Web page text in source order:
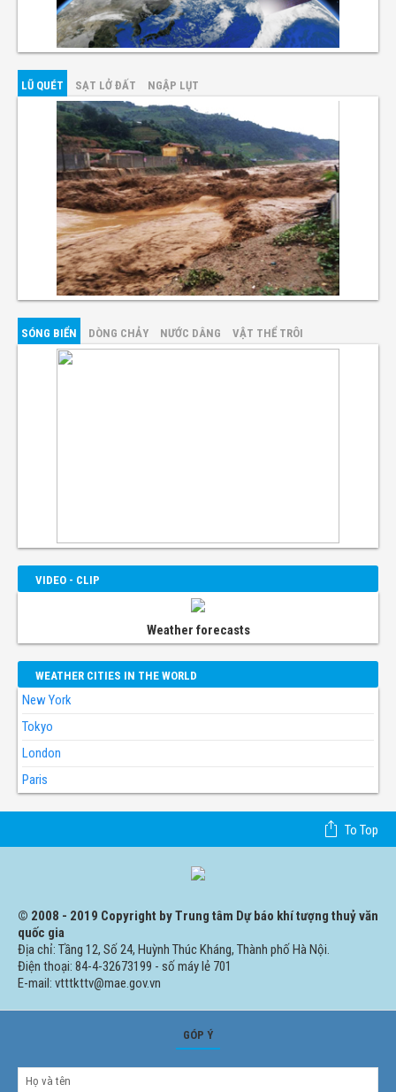
LŨ QUÉT SẠT LỞ ĐẤT NGẬP LỤT
SÓNG BIỂN DÒNG CHẢY NƯỚC DÂNG VẬT THỂ TRÔI
VIDEO - CLIP
Weather forecasts
WEATHER CITIES IN THE WORLD
New York
Tokyo
London
Paris
To Top
© 2008 - 2019 Copyright by Trung tâm Dự báo khí tượng thuỷ văn
quốc gia
Địa chỉ: Tầng 12, Số 24, Huỳnh Thúc Kháng, Thành phố Hà Nội.
Điện thoại: 84-4-32673199 - số máy lẻ 701
E-mail: vtttkttv@mae.gov.vn
GÓP Ý